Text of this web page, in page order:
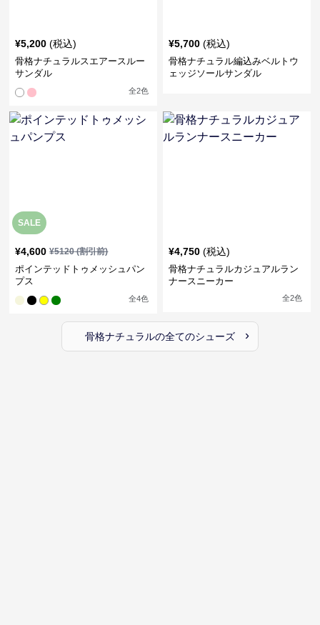
¥5,200 (税込)
骨格ナチュラルスエアースルー
サンダル
全2色
¥5,700 (税込)
骨格ナチュラル編込みベルトウ
ェッジソールサンダル
SALE
¥4,600 ¥5120(割引前)
ポインテッドトゥメッシュパン
プス
全4色
¥4,750 (税込)
骨格ナチュラルカジュアルラン
ナースニーカー
全2色
骨格ナチュラルの全てのシューズ ›